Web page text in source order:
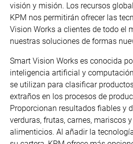
visión y misión. Los recursos
KPM nos permitirán ofrecer las
Vision Works a clientes de todo el
nuestras soluciones de formas
Smart Vision Works es conocida
inteligencia artificial y
se utilizan para clasificar
extraños en los procesos de
Proporcionan resultados fiables y
verduras, frutas, carnes, mariscos
alimenticios. Al añadir la